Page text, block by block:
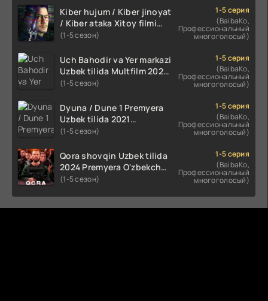
Kiber hujum / Kiber jinoyat
/ Kiber ataka Xitoy filmi
Uzbek tilida O'zbekcha
HD skachat
(1-5 сезон)
1-5 серия
(BaibaKo,
Профессиональный
многоголосый)
Uch Bahodir va Yer markazi
Uzbek tilida Multfilm 2025
tarjima HD skachat
(1-5 сезон)
1-5 серия
(BaibaKo,
Профессиональный
многоголосый)
Dyuna / Dune 1 Premyera
Uzbek tilida 2021
O'zbekcha tarjima kino HD
(1-5 сезон)
1-5 серия
(BaibaKo,
Профессиональный
многоголосый)
Qora shovqin Uzbek tilida
2024 Premyera O'zbekcha
tarjima kino HD skachat
(1-5 сезон)
1-5 серия
(BaibaKo,
Профессиональный
многоголосый)